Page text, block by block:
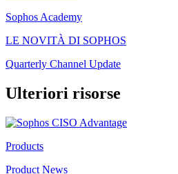
Sophos Academy
LE NOVITÀ DI SOPHOS
Quarterly Channel Update
Ulteriori risorse
Products
Product News